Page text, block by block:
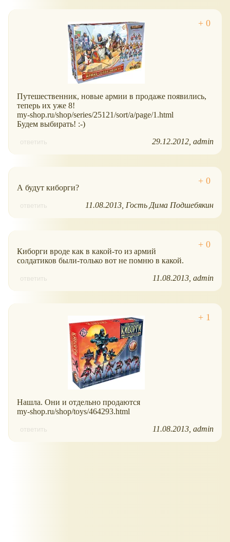
Путешественник, новые армии в продаже появились,
теперь их уже 8!
my-shop.ru/shop/series/25121/sort/a/page/1.html
Будем выбирать! :-)
ответить 29.12.2012 admin
А будут киборги?
ответить 11.08.2013 Гость Дима Подшебякин
Киборги вроде как в какой-то из армий
солдатиков были-только вот не помню в какой.
ответить 11.08.2013 admin
Нашла. Они и отдельно продаются
my-shop.ru/shop/toys/464293.html
ответить 11.08.2013 admin